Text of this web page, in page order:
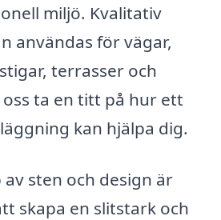
miljö. Kvalitativ
användas för vägar,
terrasser och
oss ta en titt på hur ett
kan hjälpa dig.
sten och design är
skapa en slitstark och